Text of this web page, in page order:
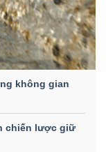
không gian
chiến lược giữ